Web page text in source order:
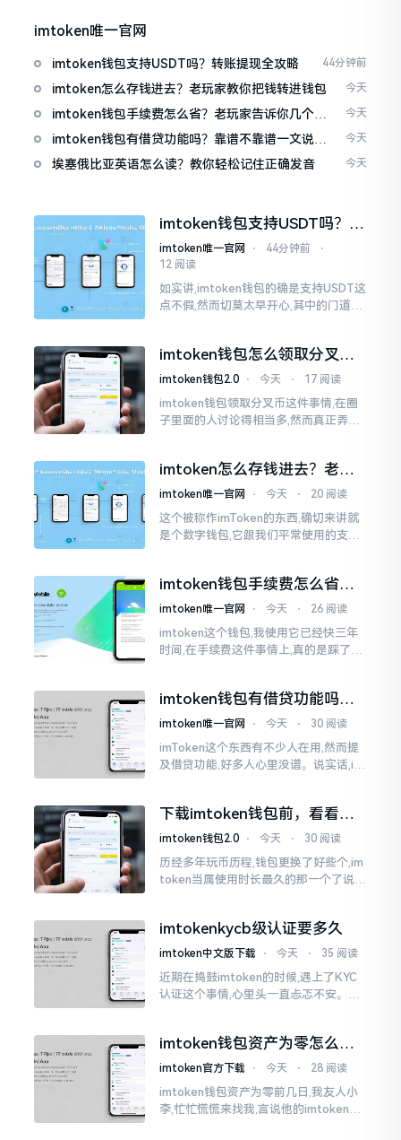
imtoken唯一官网
imtoken钱包支持USDT吗？转账提现全攻略 44分钟前
imtoken怎么存钱进去？老玩家教你把钱转进钱包 今天
imtoken钱包手续费怎么省？老玩家告诉你几个实
在招
今天
imtoken钱包有借贷功能吗？靠谱不靠谱一文说清
楚
今天
埃塞俄比亚英语怎么读？教你轻松记住正确发音 今天
imtoken钱包支持USDT吗？转
账提现全攻略
imtoken唯一官网 ⋅ 44分钟前
⋅
12 阅读
如实讲,imtoken钱包的确是支持USDT这
点不假,然而切莫太早开心,其中的门道是
费高得主子心疼
imtoken钱包怎么领取分叉
币？老手教你避坑
imtoken钱包2.0 ⋅ 今天 ⋅ 17 阅读
imtoken钱包领取分叉币这件事情,在圈
子里面的人讨论得相当多,然而真正弄明
imtoken怎么存钱进去？老玩
家教你把钱转进钱包
imtoken唯一官网 ⋅ 今天 ⋅ 20 阅读
这个被称作imToken的东西,确切来讲就
是个数字钱包,它跟我们平常使用的支付
时候都会陷入困惑
imtoken钱包手续费怎么省？
老玩家告诉你几个实在招
imtoken唯一官网 ⋅ 今天 ⋅ 26 阅读
imtoken这个钱包,我使用它已经快三年
时间,在手续费这件事情上,真的是踩了好
imtoken钱包有借贷功能吗？
靠谱不靠谱一文说清楚
imtoken唯一官网 ⋅ 今天 ⋅ 30 阅读
imToken这个东西有不少人在用,然而提
及借贷功能,好多人心里没谱。说实话,im
议
下载imtoken钱包前，看看老
用户都咋说
imtoken钱包2.0 ⋅ 今天 ⋅ 30 阅读
历经多年玩币历程,钱包更换了好些个,im
token当属使用时长最久的那一个了说实
imtokenkycb级认证要多久
imtoken中文版下载 ⋅ 今天 ⋅ 35 阅读
近期在捣鼓imtoken的时候,遇上了KYC
认证这个事情,心里头一直忐忑不安。B
说的都不一样
imtoken钱包资产为零怎么找
回？老张教你几招
imtoken官方下载 ⋅ 今天 ⋅ 28 阅读
imtoken钱包资产为零前几日,我友人小
李,忙忙慌慌来找我,言说他的imtoken钱